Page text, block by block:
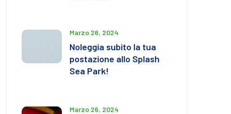
Marzo 26, 2024
Noleggia subito la tua
postazione allo Splash
Sea Park!
Marzo 26, 2024